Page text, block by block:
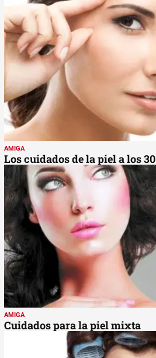
AMIGA
Los cuidados de la piel a los 30
AMIGA
Cuidados para la piel mixta